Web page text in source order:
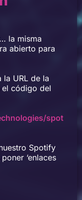
la misma
abierto para
la URL de la
código del
spot
Spotify
‘enlaces